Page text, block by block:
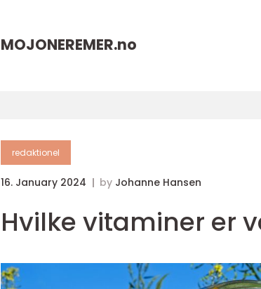
MOJONEREMER.no
redaktionel
16. January 2024 by Johanne Hansen
Hvilke vitaminer er